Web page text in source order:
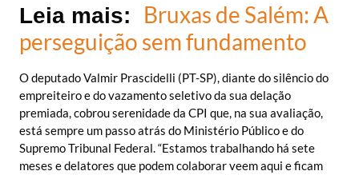
Leia mais:
Bruxas de Salém: A
perseguição sem fundamento
O deputado Valmir Prascidelli (PT-SP), diante do silêncio do
empreiteiro e do vazamento seletivo da sua delação
premiada, cobrou serenidade da CPI que, na sua avaliação,
está sempre um passo atrás do Ministério Público e do
Supremo Tribunal Federal. “Estamos trabalhando há sete
meses e delatores que podem colaborar veem aqui e ficam